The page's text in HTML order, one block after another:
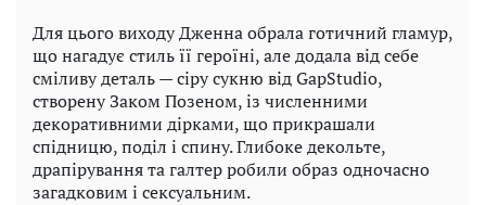
Для цього виходу Дженна обрала готичний гламур,
що нагадує стиль її героїні, але додала від себе
сміливу деталь — сіру сукню від GapStudio,
створену Заком Позеном, із численними
декоративними дірками, що прикрашали
спідницю, поділ і спину. Глибоке декольте,
драпірування та галтер робили образ одночасно
загадковим і сексуальним.